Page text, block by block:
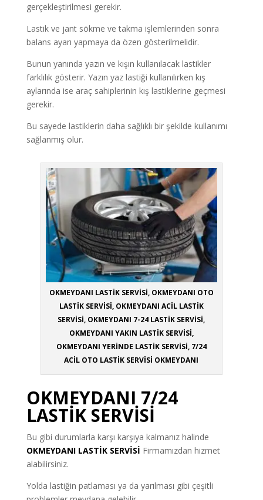
gerçekleştirilmesi gerekir.
Lastik ve jant sökme ve takma işlemlerinden sonra
balans ayarı yapmaya da özen gösterilmelidir.
Bunun yanında yazın ve kışın kullanılacak lastikler
farklılık gösterir. Yazın yaz lastiği kullanılırken kış
aylarında ise araç sahiplerinin kış lastiklerine geçmesi
gerekir.
Bu sayede lastiklerin daha sağlıklı bir şekilde kullanımı
sağlanmış olur.
OKMEYDANI LASTİK SERVİSİ, OKMEYDANI OTO
LASTİK SERVİSİ, OKMEYDANI ACİL LASTİK
SERVİSİ, OKMEYDANI 7-24 LASTİK SERVİSİ,
OKMEYDANI YAKIN LASTİK SERVİSİ,
OKMEYDANI YERİNDE LASTİK SERVİSİ, 7/24
ACİL OTO LASTİK SERVİSİ OKMEYDANI
OKMEYDANI 7/24
LASTİK SERVİSİ
Bu gibi durumlarla karşı karşıya kalmanız halinde
OKMEYDANI LASTİK SERVİSİ Firmamızdan hizmet
alabilirsiniz.
Yolda lastiğin patlaması ya da yarılması gibi çeşitli